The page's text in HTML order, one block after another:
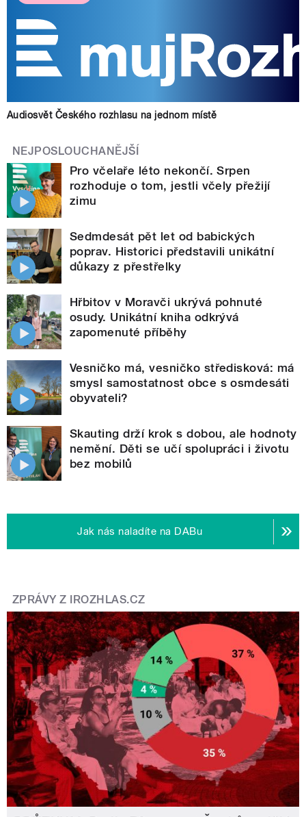
Audiosvět Českého rozhlasu na jednom místě
NEJPOSLOUCHANĚJŠÍ
Pro včelaře léto nekončí. Srpen
rozhoduje o tom, jestli včely přežijí
zimu
Sedmdesát pět let od babických
poprav. Historici představili unikátní
důkazy z přestřelky
Hřbitov v Moravči ukrývá pohnuté
osudy. Unikátní kniha odkrývá
zapomenuté příběhy
Vesničko má, vesničko středisková: má
smysl samostatnost obce s osmdesáti
obyvateli?
Skauting drží krok s dobou, ale hodnoty
nemění. Děti se učí spolupráci i životu
bez mobilů
Jak nás naladíte na DABu
ZPRÁVY Z IROZHLAS.CZ